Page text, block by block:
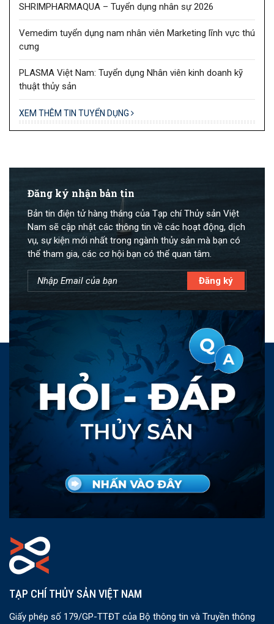
SHRIMPHARMAQUA – Tuyển dụng nhân sự 2026
Vemedim tuyển dụng nam nhân viên Marketing lĩnh vực thú
cưng
PLASMA Việt Nam: Tuyển dụng Nhân viên kinh doanh kỹ
thuật thủy sản
XEM THÊM TIN TUYỂN DỤNG
Đăng ký nhận bản tin
Bản tin điện tử hàng tháng của Tạp chí Thủy sản Việt
Nam sẽ cập nhật các thông tin về các hoạt động, dịch
vụ, sự kiện mới nhất trong ngành thủy sản mà bạn có
thể tham gia, các cơ hội bạn có thể quan tâm.
TẠP CHÍ THỦY SẢN VIỆT NAM
Giấy phép số 179/GP-TTĐT của Bộ thông tin và Truyền thông